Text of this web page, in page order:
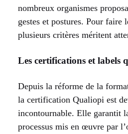
nombreux organismes
gestes et postures. Pour faire
plusieurs critères méritent
Les certifications et labels
Depuis la réforme de la
la certification Qualiopi est
incontournable. Elle garantit
processus mis en œuvre par